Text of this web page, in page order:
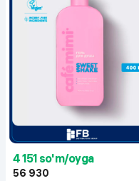
4 151 so'm/oyga
56 930